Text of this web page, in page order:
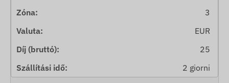
3
EUR
25
2 giorni